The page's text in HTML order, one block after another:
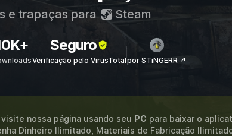
e trapaças para Steam
Seguro
Verificação pelo VirusTotalpor STiNGERR ↗
visite nossa página usando seu PC para baixar o
Dinheiro Ilimitado, Materiais de Fabricação